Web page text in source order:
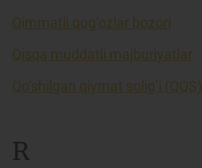
Qimmatli qog’ozlar bozori
Qisqa muddatli majburiyatlar
Qo’shilgan qiymat solig’i (QQS)
R